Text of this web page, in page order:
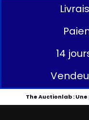
14
The Auctionlab :